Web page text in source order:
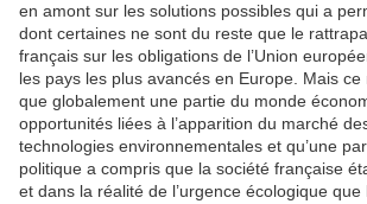
en amont sur les solutions possibles qui a
dont certaines ne sont du reste que le
français sur les obligations de l’Union
les pays les plus avancés en Europe. Mais ce
que globalement une partie du monde
opportunités liées à l’apparition du marché
technologies environnementales et qu’une
politique a compris que la société française
et dans la réalité de l’urgence écologique que